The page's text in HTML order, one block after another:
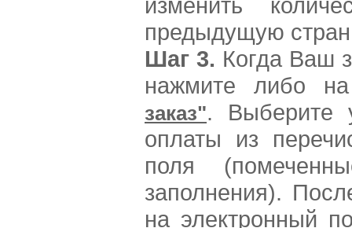
предыдущую
Шаг 3. Когда Ваш
нажмите либо
заказ". Выберите
оплаты из
поля
заполнения).
на электронный